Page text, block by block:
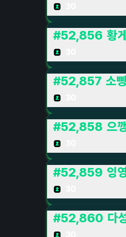
#52,856 황
#52,857 소
#52,858 으
#52,859 잉
#52,860 다